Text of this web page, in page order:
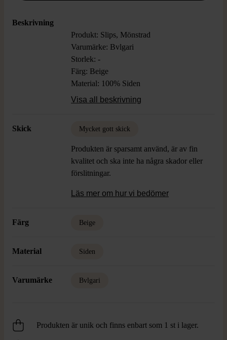
Beskrivning
Produkt: Slips, Mönstrad
Varumärke: Bvlgari
Storlek: -
Färg: Beige
Material: 100% Siden
Skick: Mycket Gott Skick
Visa all beskrivning
Skick Mycket gott skick
Produkten är sparsamt använd, är av fin
kvalitet och ska inte ha några skador eller
förslitningar.
Läs mer om hur vi bedömer
Färg Beige
Material Siden
Varumärke Bvlgari
Produkten är unik och finns enbart som 1 st i lager.